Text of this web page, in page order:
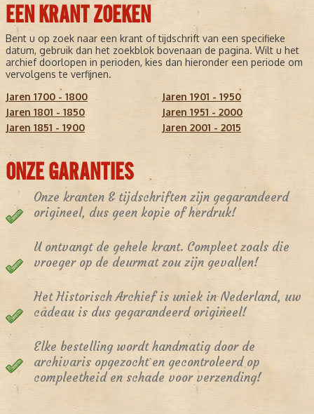
EEN KRANT ZOEKEN
Bent u op zoek naar een krant of tijdschrift van een specifieke
datum, gebruik dan het zoekblok bovenaan de pagina. Wilt u het
archief doorlopen in perioden, kies dan hieronder een periode om
vervolgens te verfijnen.
Jaren 1700 - 1800
Jaren 1801 - 1850
Jaren 1851 - 1900
Jaren 1901 - 1950
Jaren 1951 - 2000
Jaren 2001 - 2015
ONZE GARANTIES
Onze kranten & tijdschriften zijn gegarandeerd
origineel, dus geen kopie of herdruk!
U ontvangt de gehele krant. Compleet zoals die
vroeger op de deurmat zou zijn gevallen!
Het Historisch Archief is uniek in Nederland, uw
cadeau is dus gegarandeerd origineel!
Elke bestelling wordt handmatig door de
archivaris opgezocht en gecontroleerd op
compleetheid en schade voor verzending!